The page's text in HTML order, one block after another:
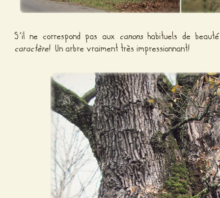
S’il ne correspond pas auxcanons habituels de
caractère! Un arbre vraiment très impressionnant!